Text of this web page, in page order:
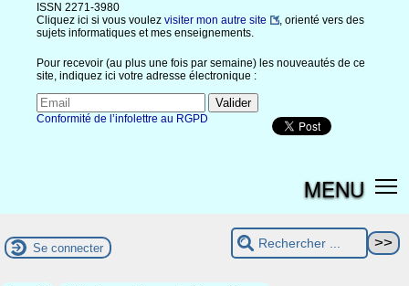
ISSN 2271-3980
Cliquez ici si vous voulez visiter mon autre site
, orienté vers des
sujets informatiques et mes enseignements.
Pour recevoir (au plus une fois par semaine) les nouveautés de ce
site, indiquez ici votre adresse électronique :
Conformité de l’infolettre au RGPD
MENU
Se connecter